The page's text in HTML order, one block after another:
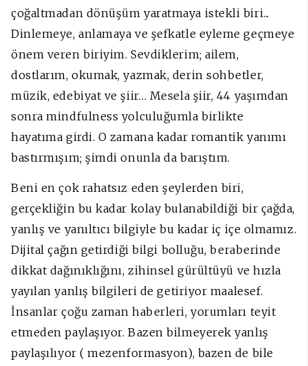
çoğaltmadan dönüşüm yaratmaya istekli biri...
Dinlemeye, anlamaya ve şefkatle eyleme geçmeye
önem veren biriyim. Sevdiklerim; ailem,
dostlarım, okumak, yazmak, derin sohbetler,
müzik, edebiyat ve şiir… Mesela şiir, 44 yaşımdan
sonra mindfulness yolculuğumla birlikte
hayatıma girdi. O zamana kadar romantik yanımı
bastırmışım; şimdi onunla da barıştım.
Beni en çok rahatsız eden şeylerden biri,
gerçekliğin bu kadar kolay bulanabildiği bir çağda,
yanlış ve yanıltıcı bilgiyle bu kadar iç içe olmamız.
Dijital çağın getirdiği bilgi bolluğu, beraberinde
dikkat dağınıklığını, zihinsel gürültüyü ve hızla
yayılan yanlış bilgileri de getiriyor maalesef.
İnsanlar çoğu zaman haberleri, yorumları teyit
etmeden paylaşıyor. Bazen bilmeyerek yanlış
paylaşılıyor ( mezenformasyon), bazen de bile